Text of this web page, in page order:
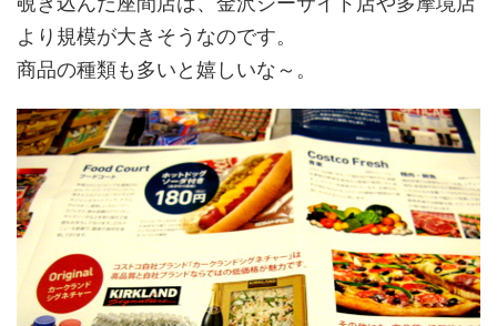
より規模が大きそうなのです。
商品の種類も多いと嬉しいな～。